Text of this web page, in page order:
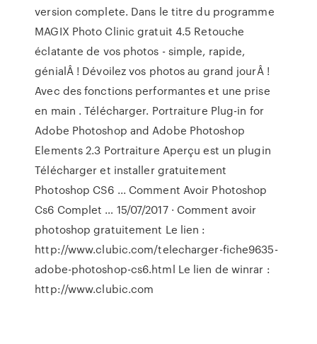
version complete. Dans le titre du programme
MAGIX Photo Clinic gratuit 4.5 Retouche
éclatante de vos photos - simple, rapide,
génialÂ ! Dévoilez vos photos au grand jourÂ !
Avec des fonctions performantes et une prise
en main . Télécharger. Portraiture Plug-in for
Adobe Photoshop and Adobe Photoshop
Elements 2.3 Portraiture Aperçu est un plugin
Télécharger et installer gratuitement
Photoshop CS6 ... Comment Avoir Photoshop
Cs6 Complet … 15/07/2017 · Comment avoir
photoshop gratuitement Le lien :
http://www.clubic.com/telecharger-fiche9635-
adobe-photoshop-cs6.html Le lien de winrar :
http://www.clubic.com